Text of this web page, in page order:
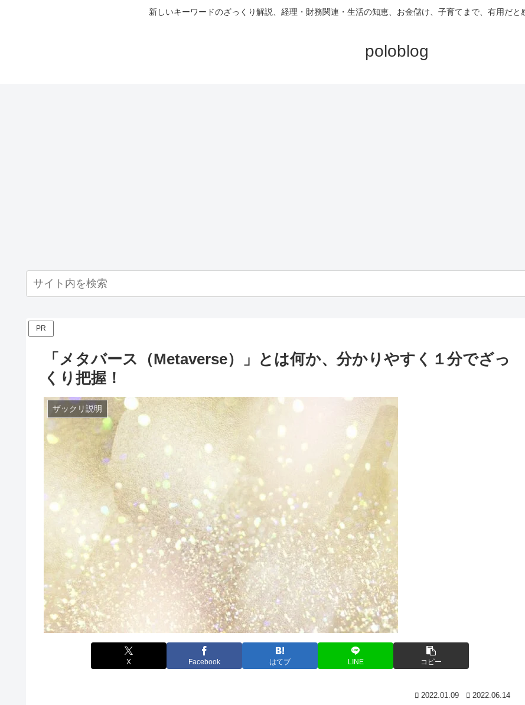
新しいキーワードのざっくり解説、経理・財務関連・生活の知恵、お金儲け、子育てまで、有用だと
poloblog
PR
「メタバース（Metaverse）」とは何か、分かりやすく１分でざっ
くり把握！
ザックリ説明
X Facebook はてブ LINE コピー
2022.01.09 2022.06.14